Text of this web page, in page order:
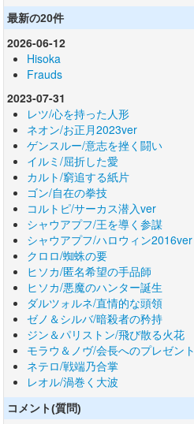
最新の20件
2026-06-12
Hisoka
Frauds
2023-07-31
レツ/心を持った人形
ネオン/お正月2023ver
ゲンスルー/意志を挫く闘い
イルミ/屈折した愛
カルト/窮追する紙片
ゴン/自在の拳技
コルトピ/サーカス潜入ver
シャウアプフ/王を導く参謀
シャウアプフ/ハロウィン2016ver
クロロ/蜘蛛の要
ヒソカ/匿名希望の手品師
ヒソカ/悪魔のハンター誕生
ダルツォルネ/直情的な頭領
ゼノ＆シルバ/暗殺者の矜持
ジン＆パリストン/飛び散る火花
モラウ＆ノヴ/会長へのプレゼント
ネテロ/戦端乃合掌
レオル/渦巻く大波
コメント(質問)